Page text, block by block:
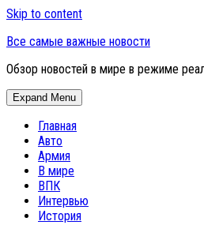
Skip to content
Все самые важные новости
Обзор новостей в мире в режиме
Expand Menu
Главная
Авто
Армия
В мире
ВПК
Интервью
История